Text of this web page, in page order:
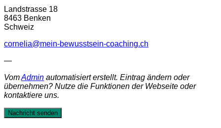
Landstrasse 18
8463 Benken
Schweiz
cornelia@mein-bewusstsein-coaching.ch
—
VomAdmin automatisiert erstellt. Eintrag ändern oder
übernehmen? Nutze die Funktionen der Webseite oder
kontaktiere uns.
Nachricht senden